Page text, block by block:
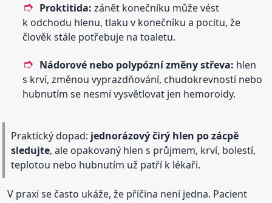
Proktitida: zánět konečníku může vést
k odchodu hlenu, tlaku v konečníku a pocitu, že
člověk stále potřebuje na toaletu.
Nádorové nebo polypózní změny střeva: hlen
s krví, změnou vyprazdňování, chudokrevností nebo
hubnutím se nesmí vysvětlovat jen hemoroidy.
Praktický dopad: jednorázový čirý hlen po zácpě
sledujte, ale opakovaný hlen s průjmem, krví, bolestí,
teplotou nebo hubnutím už patří k lékaři.
V praxi se často ukáže, že příčina není jedna. Pacient